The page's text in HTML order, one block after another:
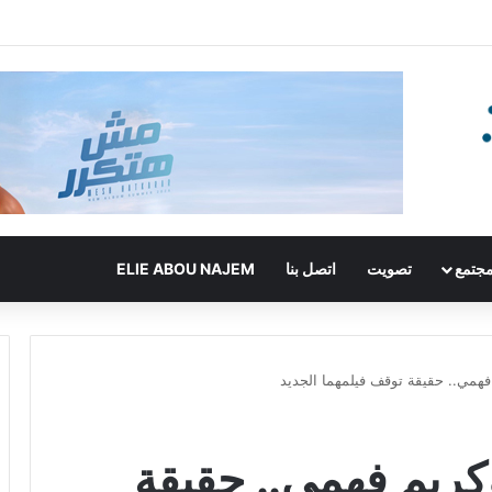
تصويت اتصل بنا ELIE ABOU NAJEM
حقيقة توقف فيلمهما الجديد
فهمي.. حقيقة